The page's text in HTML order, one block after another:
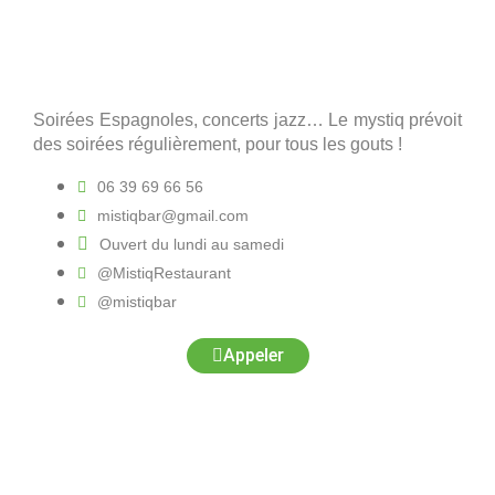
Soirées Espagnoles, concerts jazz… Le mystiq prévoit
des soirées régulièrement, pour tous les gouts !
06 39 69 66 56
mistiqbar@gmail.com
Ouvert du lundi au samedi
@MistiqRestaurant
@mistiqbar
Appeler